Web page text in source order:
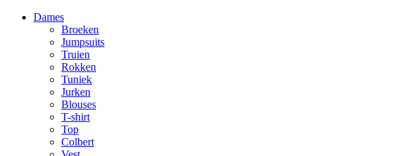
Dames
Broeken
Jumpsuits
Truien
Rokken
Tuniek
Jurken
Blouses
T-shirt
Top
Colbert